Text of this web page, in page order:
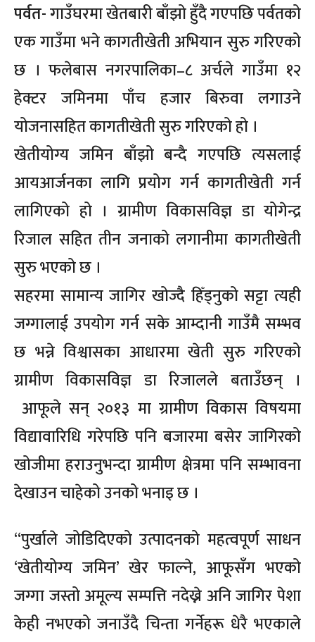
पर्वत-गाउँघरमा खेतबारी बाँझो हुँदै गएपछि पर्वतको
एक गाउँमा भने कागतीखेती अभियान सुरु गरिएको
छ । फलेबास नगरपालिका–८ अर्चले गाउँमा १२
हेक्टर जमिनमा पाँच हजार बिरुवा लगाउने
योजनासहित कागतीखेती सुरु गरिएको हो ।
खेतीयोग्य जमिन बाँझो बन्दै गएपछि त्यसलाई
आयआर्जनका लागि प्रयोग गर्न कागतीखेती गर्न
लागिएको हो । ग्रामीण विकासविज्ञ डा योगेन्द्र
रिजाल सहित तीन जनाको लगानीमा कागतीखेती
सुरु भएको छ ।
सहरमा सामान्य जागिर खोज्दै हिँड्नुको सट्टा त्यही
जग्गालाई उपयोग गर्न सके आम्दानी गाउँमै सम्भव
छ भन्ने विश्वासका आधारमा खेती सुरु गरिएको
ग्रामीण विकासविज्ञ डा रिजालले बताउँछन् ।
आफूले सन् २०१३ मा ग्रामीण विकास विषयमा
विद्यावारिधि गरेपछि पनि बजारमा बसेर जागिरको
खोजीमा हराउनुभन्दा ग्रामीण क्षेत्रमा पनि सम्भावना
देखाउन चाहेको उनको भनाइ छ ।
“पुर्खाले जोडिदिएको उत्पादनको महत्वपूर्ण साधन
‘खेतीयोग्य जमिन’ खेर फाल्ने, आफूसँग भएको
जग्गा जस्तो अमूल्य सम्पत्ति नदेख्ने अनि जागिर पेशा
केही नभएको जनाउँदै चिन्ता गर्नेहरू धेरै भएकाले